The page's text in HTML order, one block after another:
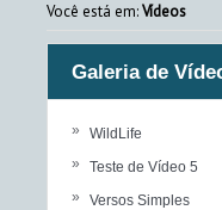
Você está em:Vídeos
Galeria de
»
WildLife
»
Teste de Vídeo 5
»
Versos Simples